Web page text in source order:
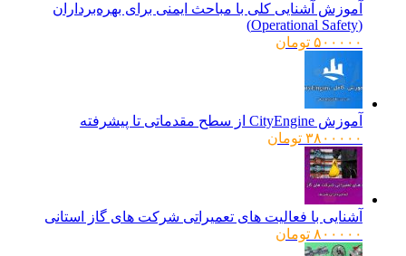
آموزش آشنایی کلی با مباحث ایمنی برای بهره‌برداران
۵۰۰۰۰۰ تومان
آموزش CityEngine از سطح مقدماتی تا پیشرفته
۳۸۰۰۰۰۰ تومان
آشنایی با فعالیت های تعمیراتی شرکت های گاز استانی
۸۰۰۰۰۰ تومان